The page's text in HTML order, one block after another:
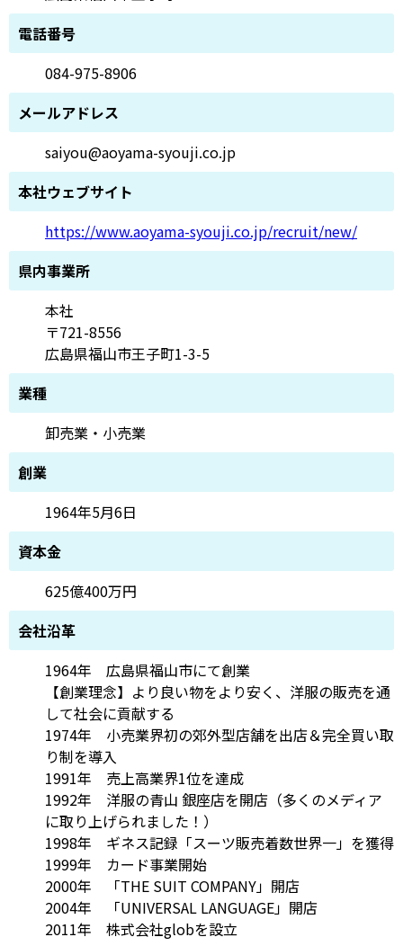
電話番号
084-975-8906
メールアドレス
saiyou@aoyama-syouji.co.jp
本社ウェブサイト
https://www.aoyama-syouji.co.jp/recruit/new/
県内事業所
本社
〒721-8556
広島県福山市王子町1-3-5
業種
卸売業・小売業
創業
1964年5月6日
資本金
625億400万円
会社沿革
1964年 広島県福山市にて創業
【創業理念】より良い物をより安く、洋服の販売を通
して社会に貢献する
1974年 小売業界初の郊外型店舗を出店＆完全買い取
り制を導入
1991年 売上高業界1位を達成
1992年 洋服の青山 銀座店を開店（多くのメディア
に取り上げられました！）
1998年 ギネス記録「スーツ販売着数世界一」を獲得
1999年 カード事業開始
2000年 「THE SUIT COMPANY」開店
2004年 「UNIVERSAL LANGUAGE」開店
2011年 株式会社globを設立